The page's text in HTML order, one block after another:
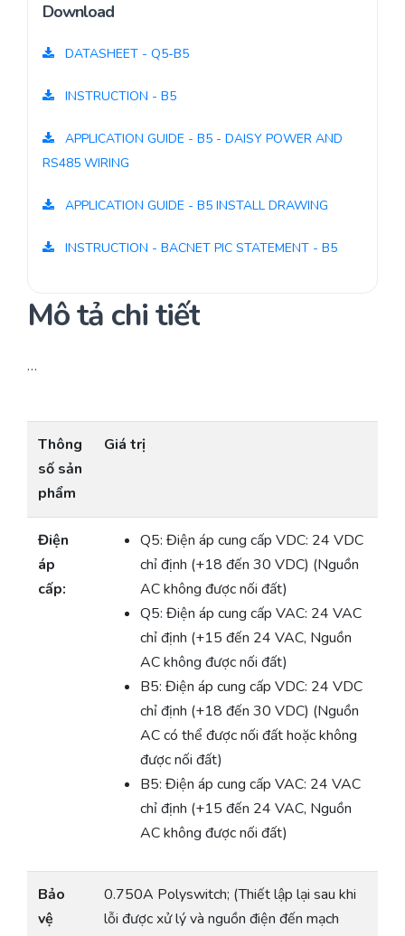
Download
DATASHEET - Q5-B5
INSTRUCTION - B5
APPLICATION GUIDE - B5 - DAISY POWER AND
RS485 WIRING
APPLICATION GUIDE - B5 INSTALL DRAWING
INSTRUCTION - BACNET PIC STATEMENT - B5
Mô tả chi tiết
…
Thông
số sản
phẩm
Giá trị
Điện
áp
cấp:
Q5: Điện áp cung cấp VDC: 24 VDC
chỉ định (+18 đến 30 VDC) (Nguồn
AC không được nối đất)
Q5: Điện áp cung cấp VAC: 24 VAC
chỉ định (+15 đến 24 VAC, Nguồn
AC không được nối đất)
B5: Điện áp cung cấp VDC: 24 VDC
chỉ định (+18 đến 30 VDC) (Nguồn
AC có thể được nối đất hoặc không
được nối đất)
B5: Điện áp cung cấp VAC: 24 VAC
chỉ định (+15 đến 24 VAC, Nguồn
AC không được nối đất)
Bảo
vệ
0.750A Polyswitch; (Thiết lập lại sau khi
lỗi được xử lý và nguồn điện đến mạch